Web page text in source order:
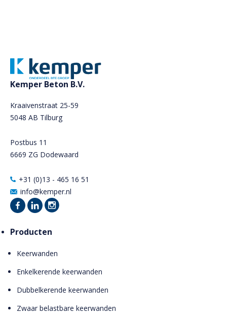
Kemper Beton B.V.
Kraaivenstraat 25-59
5048 AB Tilburg
Postbus 11
6669 ZG Dodewaard
+31 (0)13 - 465 16 51
info@kemper.nl
Producten
Keerwanden
Enkelkerende keerwanden
Dubbelkerende keerwanden
Zwaar belastbare keerwanden